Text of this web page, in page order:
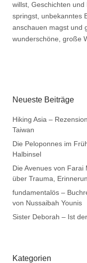
willst, Geschichten
springst, unbekanntes
anschauen magst und
wunderschöne, große
Neueste Beiträge
Hiking Asia –
Taiwan
Die Peloponnes im
Halbinsel
Die Avenues von Farai
über Trauma,
fundamentalös –
von Nussaibah Younis
Sister Deborah – Ist
Kategorien